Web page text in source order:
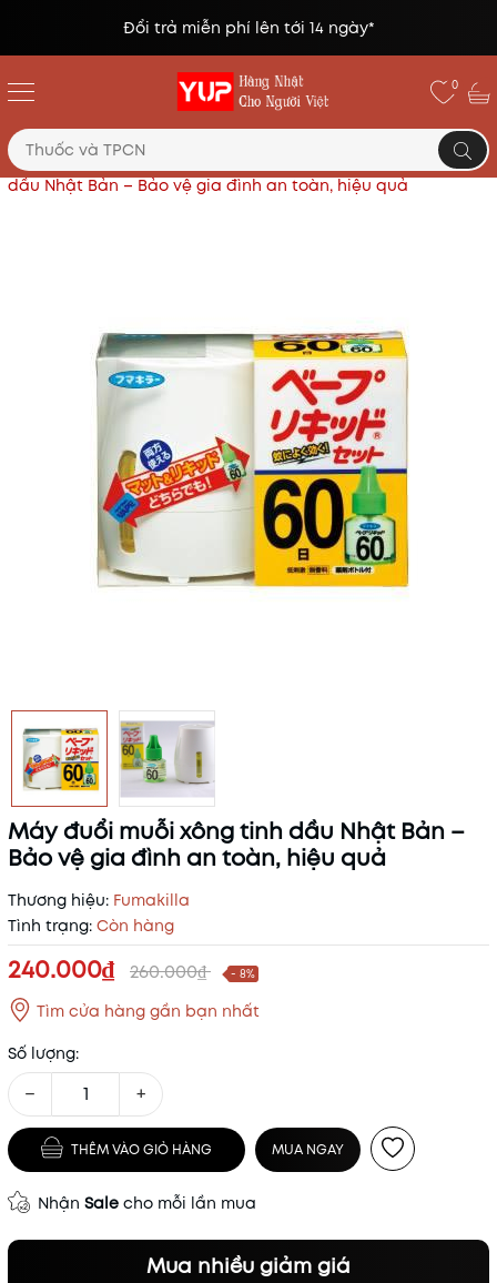
Đổi trả miễn phí lên tới 14 ngày*
0
Trang chủ Sản phẩm khác
Máy đuổi muỗi xông tinh
dầu Nhật Bản – Bảo vệ gia đình an toàn, hiệu quả
Máy đuổi muỗi xông tinh dầu Nhật Bản –
Bảo vệ gia đình an toàn, hiệu quả
Thương hiệu: Fumakilla
Tình trạng: Còn hàng
240.000₫ 260.000₫ - 8%
Tìm cửa hàng gần bạn nhất
Số lượng:
− +
THÊM VÀO GIỎ HÀNG MUA NGAY
Nhận Sale cho mỗi lần mua
Mua nhiều giảm giá